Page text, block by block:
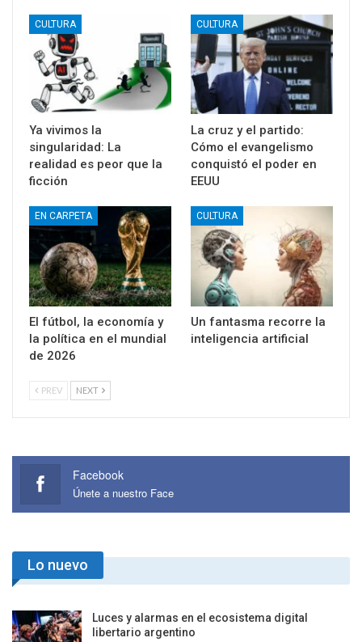
CULTURA
Ya vivimos la
singularidad: La
realidad es peor que la
ficción
CULTURA
La cruz y el partido:
Cómo el evangelismo
conquistó el poder en
EEUU
EN CARPETA
El fútbol, la economía y
la política en el mundial
de 2026
CULTURA
Un fantasma recorre la
inteligencia artificial
PREV NEXT
Facebook
Únete a nuestro Face
Lo nuevo
Luces y alarmas en el ecosistema digital
libertario argentino